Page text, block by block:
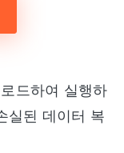
드하여 실행하
실된 데이터 복